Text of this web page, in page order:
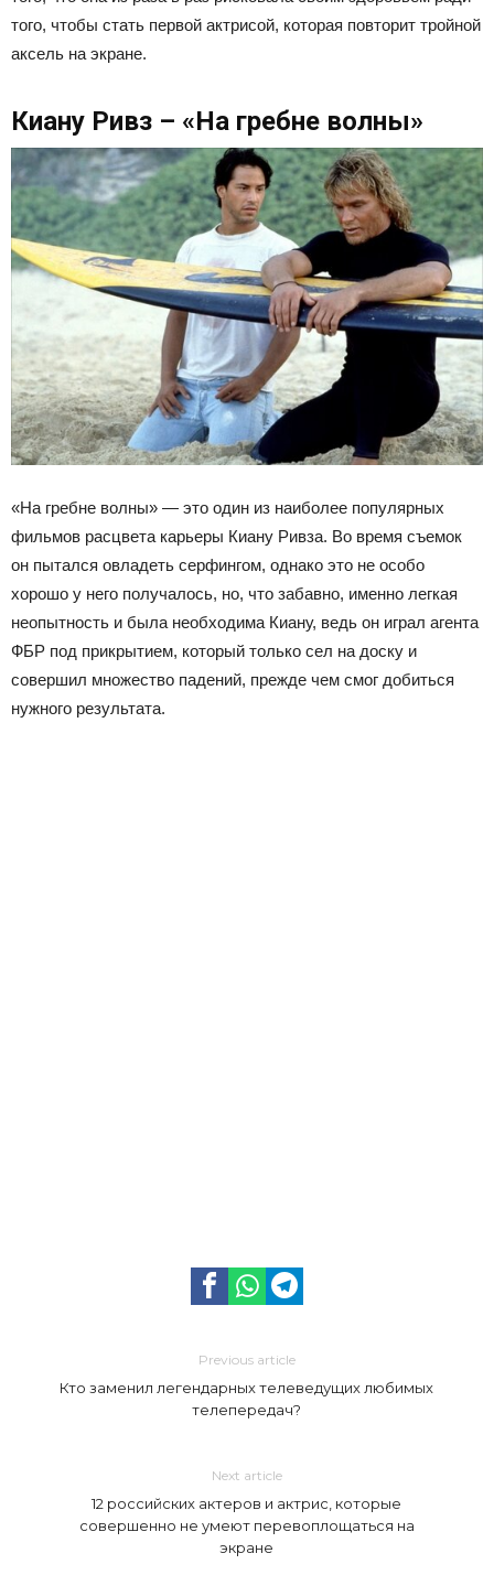
того, чтобы стать первой актрисой, которая повторит тройной
аксель на экране.
Киану Ривз – «На гребне волны»
«На гребне волны» — это один из наиболее популярных
фильмов расцвета карьеры Киану Ривза. Во время съемок
он пытался овладеть серфингом, однако это не особо
хорошо у него получалось, но, что забавно, именно легкая
неопытность и была необходима Киану, ведь он играл агента
ФБР под прикрытием, который только сел на доску и
совершил множество падений, прежде чем смог добиться
нужного результата.
Previous article
Кто заменил легендарных телеведущих любимых
телепередач?
Next article
12 российских актеров и актрис, которые
совершенно не умеют перевоплощаться на
экране